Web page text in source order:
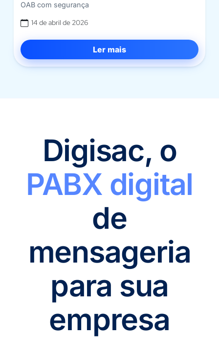
OAB com segurança
14 de abril de 2026
Ler mais
Digisac, o
PABX digital
de
mensageria
para sua
empresa